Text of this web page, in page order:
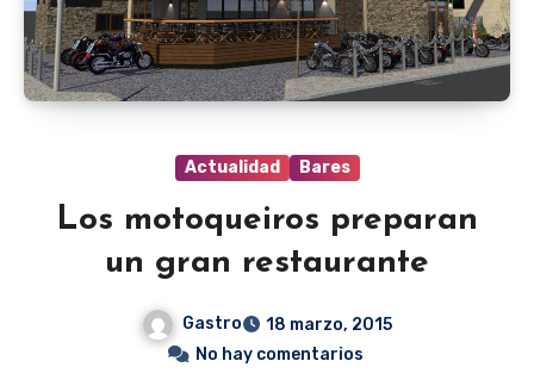
Actualidad Bares
Los motoqueiros preparan
un gran restaurante
Gastro
18 marzo, 2015
No hay comentarios